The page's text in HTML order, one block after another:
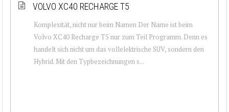
VOLVO XC40 RECHARGE T5
Komplexität, nicht nur beim Namen Der Name ist beim
Volvo XC40 Recharge T5 nur zum Teil Programm. Denn es
handelt sich nicht um das vollelektrische SUV, sondern den
Hybrid. Mit den Typbezeichnungen s...